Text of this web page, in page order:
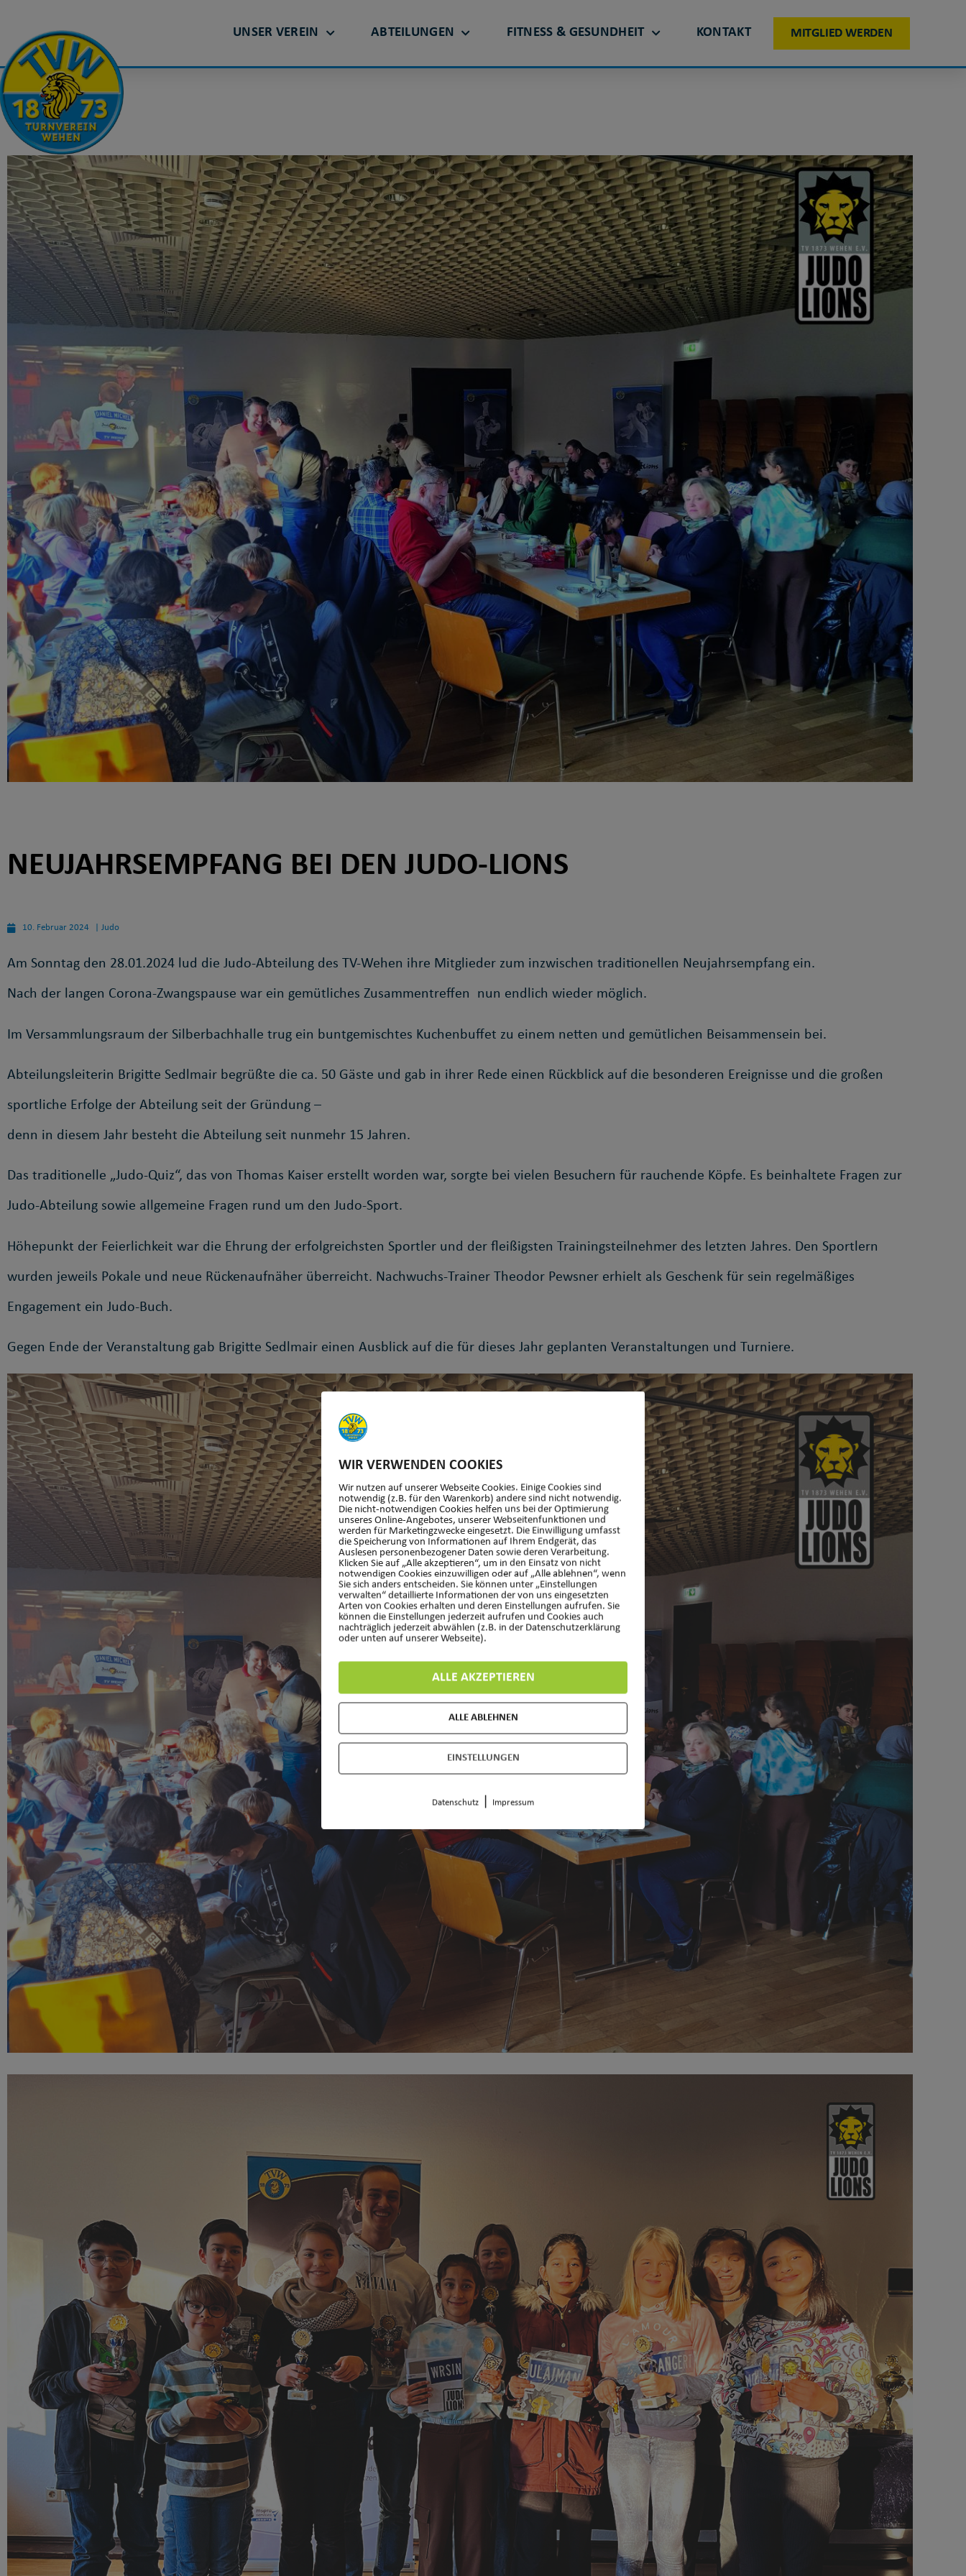
UNSER VEREIN ABTEILUNGEN FITNESS & GESUNDHEIT KONTAKT MITGLIED WERDEN
NEUJAHRSEMPFANG BEI DEN JUDO-LIONS
10. Februar 2024 Judo
Am Sonntag den 28.01.2024 lud die Judo-Abteilung des TV-Wehen ihre Mitglieder zum inzwischen traditionellen Neujahrsempfang ein.
Nach der langen Corona-Zwangspause war ein gemütliches Zusammentreffen nun endlich wieder möglich.
Im Versammlungsraum der Silberbachhalle trug ein buntgemischtes Kuchenbuffet zu einem netten und gemütlichen Beisammensein bei.
Abteilungsleiterin Brigitte Sedlmair begrüßte die ca. 50 Gäste und gab in ihrer Rede einen Rückblick auf die besonderen Ereignisse und die großen
sportliche Erfolge der Abteilung seit der Gründung –
denn in diesem Jahr besteht die Abteilung seit nunmehr 15 Jahren.
Das traditionelle „Judo-Quiz“, das von Thomas Kaiser erstellt worden war, sorgte bei vielen Besuchern für rauchende Köpfe. Es beinhaltete Fragen zur
Judo-Abteilung sowie allgemeine Fragen rund um den Judo-Sport.
Höhepunkt der Feierlichkeit war die Ehrung der erfolgreichsten Sportler und der fleißigsten Trainingsteilnehmer des letzten Jahres. Den Sportlern
wurden jeweils Pokale und neue Rückenaufnäher überreicht. Nachwuchs-Trainer Theodor Pewsner erhielt als Geschenk für sein regelmäßiges
Engagement ein Judo-Buch.
Gegen Ende der Veranstaltung gab Brigitte Sedlmair einen Ausblick auf die für dieses Jahr geplanten Veranstaltungen und Turniere.
WIR VERWENDEN COOKIES
Wir nutzen auf unserer Webseite Cookies. Einige Cookies sind
notwendig (z.B. für den Warenkorb) andere sind nicht notwendig.
Die nicht-notwendigen Cookies helfen uns bei der Optimierung
unseres Online-Angebotes, unserer Webseitenfunktionen und
werden für Marketingzwecke eingesetzt. Die Einwilligung umfasst
die Speicherung von Informationen auf Ihrem Endgerät, das
Auslesen personenbezogener Daten sowie deren Verarbeitung.
Klicken Sie auf „Alle akzeptieren“, um in den Einsatz von nicht
notwendigen Cookies einzuwilligen oder auf „Alle ablehnen“, wenn
Sie sich anders entscheiden. Sie können unter „Einstellungen
verwalten“ detaillierte Informationen der von uns eingesetzten
Arten von Cookies erhalten und deren Einstellungen aufrufen. Sie
können die Einstellungen jederzeit aufrufen und Cookies auch
nachträglich jederzeit abwählen (z.B. in der Datenschutzerklärung
oder unten auf unserer Webseite).
ALLE AKZEPTIEREN
ALLE ABLEHNEN
EINSTELLUNGEN
Datenschutz Impressum